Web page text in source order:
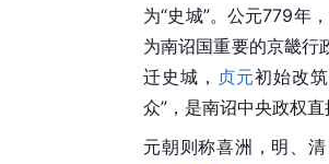
为“史城”。公元779年，
为南诏国重要的京畿行
迁史城， 贞元初始改筑
众”，是南诏中央政权
元朝则称喜洲，明、